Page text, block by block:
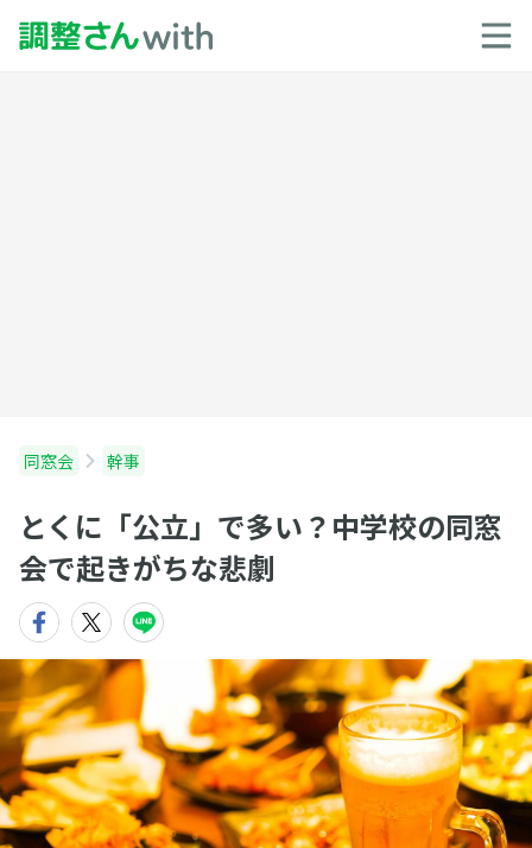
同窓会 幹事
とくに「公立」で多い？中学校の同窓
会で起きがちな悲劇